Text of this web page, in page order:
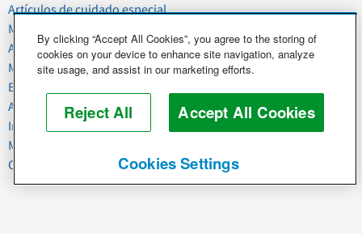
Artículos de cuidado especial
Mudanzas
Artículos del hogar
Mascotas
Basura y chatarra
Alimentos y agricultura
Industria y negocios
Maquinaria pesada
Caballos y ganado
By clicking “Accept All Cookies”, you agree to the storing of
cookies on your device to enhance site navigation, analyze
site usage, and assist in our marketing efforts.
Reject All Accept All Cookies
Cookies Settings